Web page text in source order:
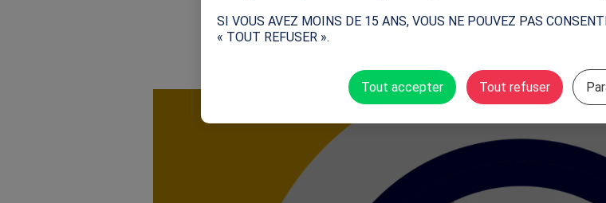
Découvrir le best of de l'édition 2022 :
SI VOUS AVEZ MOINS DE 15 ANS, VOUS NE POUVEZ PAS
« TOUT REFUSER ».
Tout accepter Tout refuser